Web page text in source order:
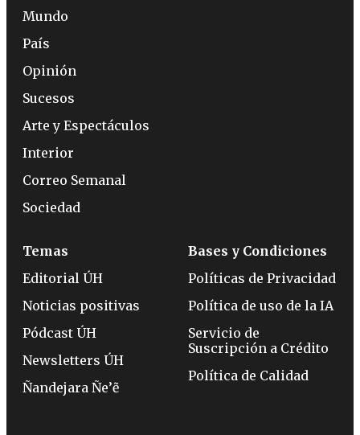
Mundo
País
Opinión
Sucesos
Arte y Espectáculos
Interior
Correo Semanal
Sociedad
Temas
Editorial ÚH
Noticias positivas
Pódcast ÚH
Newsletters ÚH
Ñandejara Ñe’ẽ
Bases y Condiciones
Políticas de Privacidad
Política de uso de la IA
Servicio de
Suscripción a Crédito
Política de Calidad